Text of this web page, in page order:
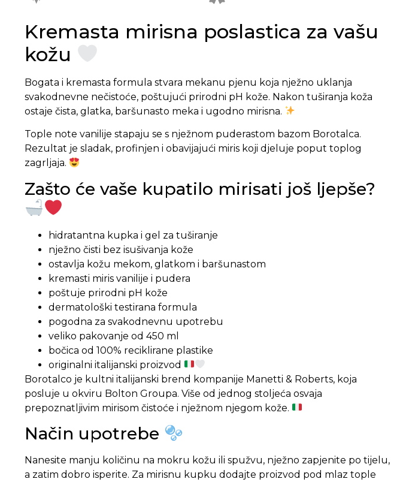
Kremasta mirisna poslastica za vašu
kožu
Bogata i kremasta formula stvara mekanu pjenu koja nježno uklanja
svakodnevne nečistoće, poštujući prirodni pH kože. Nakon tuširanja koža
ostaje čista, glatka, baršunasto meka i ugodno mirisna.
Tople note vanilije stapaju se s nježnom puderastom bazom Borotalca.
Rezultat je sladak, profinjen i obavijajući miris koji djeluje poput toplog
zagrljaja.
Zašto će vaše kupatilo mirisati još ljepše?
hidratantna kupka i gel za tuširanje
nježno čisti bez isušivanja kože
ostavlja kožu mekom, glatkom i baršunastom
kremasti miris vanilije i pudera
poštuje prirodni pH kože
dermatološki testirana formula
pogodna za svakodnevnu upotrebu
veliko pakovanje od 450 ml
bočica od 100% reciklirane plastike
originalni italijanski proizvod
Borotalco je kultni italijanski brend kompanije Manetti & Roberts, koja
posluje u okviru Bolton Groupa. Više od jednog stoljeća osvaja
prepoznatljivim mirisom čistoće i nježnom njegom kože.
Način upotrebe
Nanesite manju količinu na mokru kožu ili spužvu, nježno zapjenite po tijelu,
a zatim dobro isperite. Za mirisnu kupku dodajte proizvod pod mlaz tople